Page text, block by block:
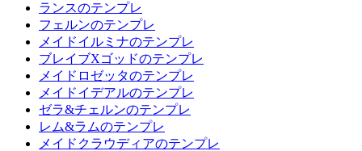
ランスのテンプレ
フェルンのテンプレ
メイドイルミナのテンプレ
ブレイブXゴッドのテンプレ
メイドロゼッタのテンプレ
メイドイデアルのテンプレ
ゼラ&チェルンのテンプレ
レム&ラムのテンプレ
メイドクラウディアのテンプレ